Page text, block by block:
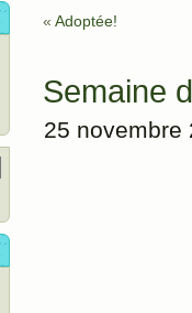
« Adoptée!
Semaine
25 novembre